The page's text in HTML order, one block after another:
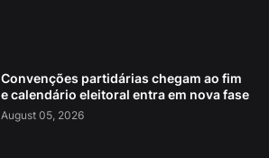
Convenções partidárias chegam ao fim
e calendário eleitoral entra em nova fase
August 05, 2026